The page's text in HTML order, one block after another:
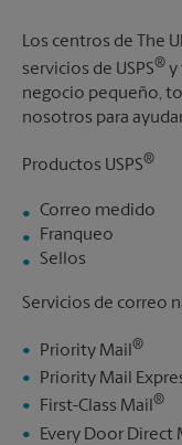
Los centros de The
servicios de USPS® y
negocio pequeño,
nosotros para
Productos USPS®
Correo medido
Franqueo
Sellos
Servicios de correo
Priority Mail ®
Priority Mail
First-Class Mail®
Every Door Direct